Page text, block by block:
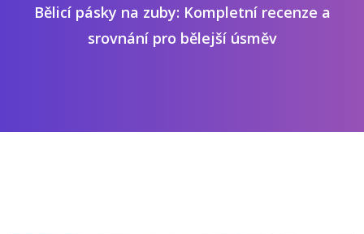
Bělicí pásky na zuby: Kompletní recenze a
srovnání pro bělejší úsměv